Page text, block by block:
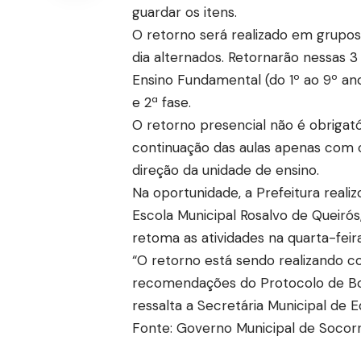
guardar os itens.
O retorno será realizado em
dia alternados. Retornarão nessas
Ensino Fundamental (do 1º ao 9º
e 2ª fase.
O retorno presencial não é
continuação das aulas apenas
direção da unidade de ensino.
Na oportunidade, a Prefeitura
Escola Municipal Rosalvo de
retoma as atividades na quarta-
“O retorno está sendo realizando
recomendações do Protocolo de
ressalta a Secretária Municipal de
Fonte: Governo Municipal de